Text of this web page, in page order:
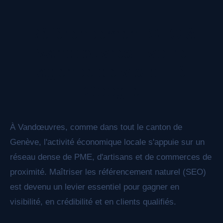
À Vandœuvres, comme dans tout le canton de
Genève, l'activité économique locale s'appuie sur un
réseau dense de PME, d'artisans et de commerces de
proximité. Maîtriser les référencement naturel (SEO)
est devenu un levier essentiel pour gagner en
visibilité, en crédibilité et en clients qualifiés.